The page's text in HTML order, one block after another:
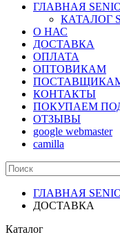
ГЛАВНАЯ
КАТАЛОГ
О НАС
ДОСТАВКА
ОПЛАТА
ОПТОВИКАМ
КОНТАКТЫ
ПОКУПАЕМ
ОТЗЫВЫ
google webmaster
camilla
ГЛАВНАЯ
ДОСТАВКА
Каталог